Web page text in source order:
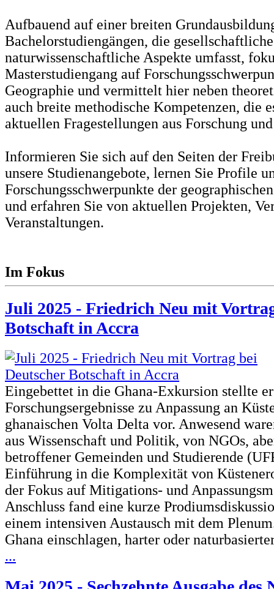
Aufbauend auf einer breiten
Bachelorstudiengängen, die
naturwissenschaftliche Aspekte umfasst,
Masterstudiengang auf
Geographie und vermittelt hier neben
auch breite methodische Kompetenzen, die
aktuellen Fragestellungen aus Forschung
Informieren Sie sich auf den Seiten der
unsere Studienangebote, lernen Sie Profile
Forschungsschwerpunkte der
und erfahren Sie von aktuellen Projekten,
Veranstaltungen.
Im Fokus
Juli 2025 - Friedrich Neu mit
Botschaft in Accra
Eingebettet in die Ghana-Exkursion stellte
Forschungsergebnisse zu Anpassung an
ghanaischen Volta Delta vor. Anwesend
aus Wissenschaft und Politik, von NGOs,
betroffener Gemeinden und Studierende
Einführung in die Komplexität von
der Fokus auf Mitigations- und
Anschluss fand eine kurze
einem intensiven Austausch mit dem
Ghana einschlagen, harter oder
...